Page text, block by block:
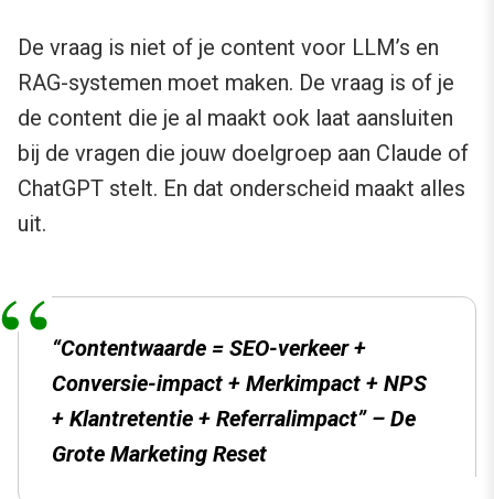
De vraag is niet of je content voor LLM’s en
RAG-systemen moet maken. De vraag is of je
de content die je al maakt ook laat aansluiten
bij de vragen die jouw doelgroep aan Claude of
ChatGPT stelt. En dat onderscheid maakt alles
uit.
“Contentwaarde = SEO-verkeer +
Conversie-impact + Merkimpact + NPS
+ Klantretentie + Referralimpact” – De
Grote Marketing Reset